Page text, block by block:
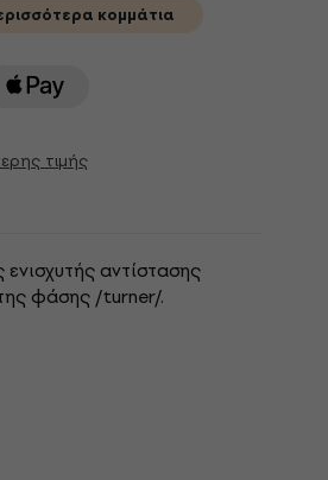
κομμάτια
τιμής
αντίστασης
φάσης /turner/.